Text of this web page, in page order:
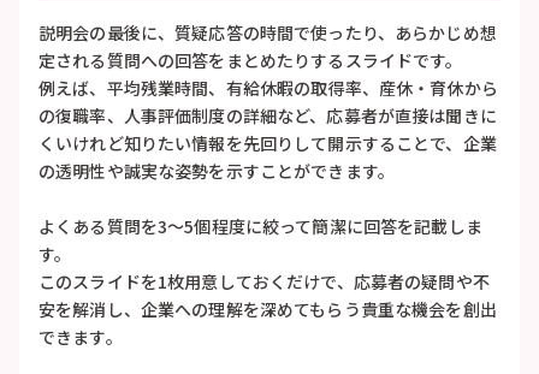
説明会の最後に、質疑応答の時間で使ったり、あらかじめ想
定される質問への回答をまとめたりするスライドです。
例えば、平均残業時間、有給休暇の取得率、産休・育休から
の復職率、人事評価制度の詳細など、応募者が直接は聞きに
くいけれど知りたい情報を先回りして開示することで、企業
の透明性や誠実な姿勢を示すことができます。
よくある質問を3〜5個程度に絞って簡潔に回答を記載しま
す。
このスライドを1枚用意しておくだけで、応募者の疑問や不
安を解消し、企業への理解を深めてもらう貴重な機会を創出
できます。